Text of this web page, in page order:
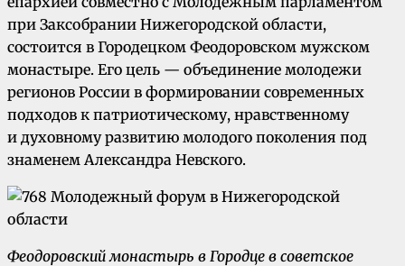
при Заксобрании Нижегородской области,
состоится в Городецком Феодоровском мужском
монастыре. Его цель — объединение молодежи
регионов России в формировании современных
подходов к патриотическому, нравственному
и духовному развитию молодого поколения под
знаменем Александра Невского.
Феодоровский монастырь в Городце в советское